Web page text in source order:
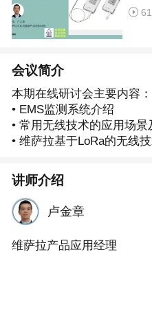
61
会议简介
本期在线研讨会主要内容：
• EMS监测系统介绍
• 常用无线技术的应用场景
• 维萨拉基于LoRa的无线
讲师介绍
卢金章
维萨拉产品应用经理